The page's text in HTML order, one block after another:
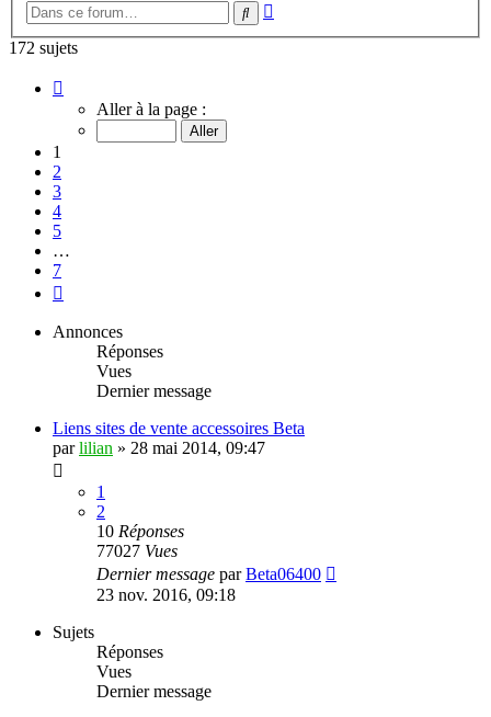
Rechercher
172 sujets
sur
Aller à la page :
1
2
3
4
5
…
7
Annonces
Réponses
Vues
Dernier message
Liens sites de vente accessoires Beta
parlilian » 28 mai 2014, 09:47
1
2
10 Réponses
77027 Vues
Dernier message parBeta06400
23 nov. 2016, 09:18
Sujets
Réponses
Vues
Dernier message